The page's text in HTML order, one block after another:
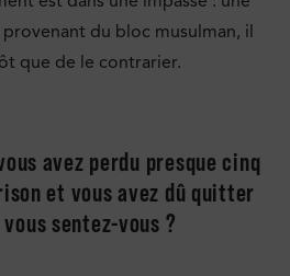
du bloc musulman, il
que de le contrarier.
avez perdu presque cinq
et vous avez dû quitter
sentez-vous ?